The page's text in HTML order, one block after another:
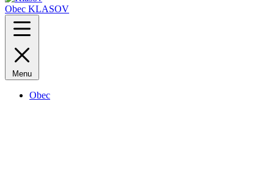
Obec KLASOV
Menu
Obec